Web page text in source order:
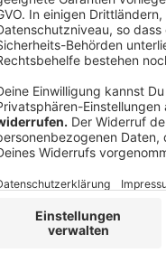
Anzeige
Das
Anzeige